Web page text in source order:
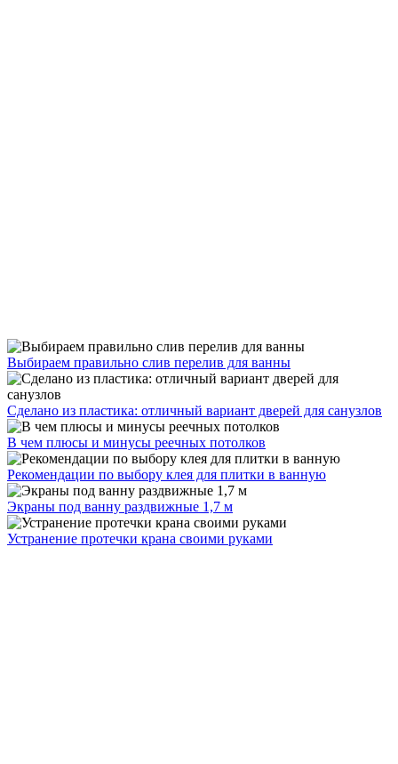
Выбираем правильно слив перелив для ванны
Сделано из пластика: отличный вариант дверей для санузлов
В чем плюсы и минусы реечных потолков
Рекомендации по выбору клея для плитки в ванную
Экраны под ванну раздвижные 1,7 м
Устранение протечки крана своими руками